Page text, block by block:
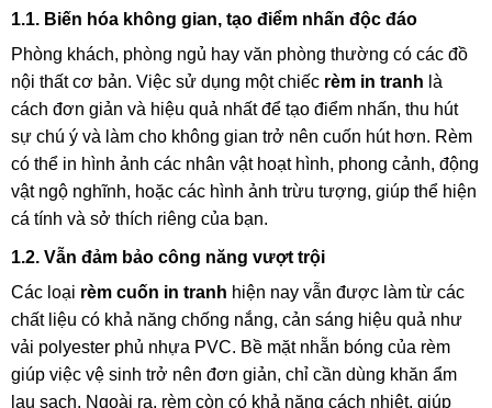
1.1. Biến hóa không gian, tạo điểm nhấn độc đáo
Phòng khách, phòng ngủ hay văn phòng thường có các đồ
nội thất cơ bản. Việc sử dụng một chiếc rèm in tranh là
cách đơn giản và hiệu quả nhất để tạo điểm nhấn, thu hút
sự chú ý và làm cho không gian trở nên cuốn hút hơn. Rèm
có thể in hình ảnh các nhân vật hoạt hình, phong cảnh, động
vật ngộ nghĩnh, hoặc các hình ảnh trừu tượng, giúp thể hiện
cá tính và sở thích riêng của bạn.
1.2. Vẫn đảm bảo công năng vượt trội
Các loại rèm cuốn in tranh hiện nay vẫn được làm từ các
chất liệu có khả năng chống nắng, cản sáng hiệu quả như
vải polyester phủ nhựa PVC. Bề mặt nhẵn bóng của rèm
giúp việc vệ sinh trở nên đơn giản, chỉ cần dùng khăn ẩm
lau sạch. Ngoài ra, rèm còn có khả năng cách nhiệt, giúp